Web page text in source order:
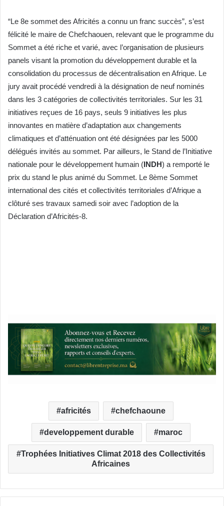
“Le 8e sommet des Africités a connu un franc succès”, s’est
félicité le maire de Chefchaouen, relevant que le programme du
Sommet a été riche et varié, avec l’organisation de plusieurs
panels visant la promotion du développement durable et la
consolidation du processus de décentralisation en Afrique. Le
jury avait procédé vendredi à la désignation de neuf nominés
dans les 3 catégories de collectivités territoriales. Sur les 31
initiatives reçues de 16 pays, seuls 9 initiatives les plus
innovantes en matière d’adaptation aux changements
climatiques et d’atténuation ont été désignées par les 5000
délégués invités au sommet. Par ailleurs, le Stand de l’Initiative
nationale pour le développement humain (INDH) a remporté le
prix du stand le plus animé du Sommet. Le 8ème Sommet
international des cités et collectivités territoriales d’Afrique a
clôturé ses travaux samedi soir avec l’adoption de la
Déclaration d’Africités-8.
africités chefchaoune
developpement durable maroc
Trophées Initiatives Climat 2018 des Collectivités
Africaines